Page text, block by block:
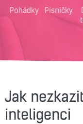
Pohádky Písničky
Jak
inteligenci